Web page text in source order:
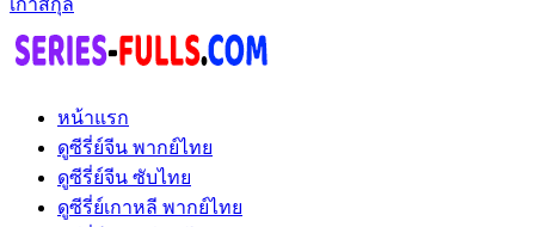
เก้าสกุล
หน้าแรก
ดูซีรี่ย์จีน พากย์ไทย
ดูซีรี่ย์จีน ซับไทย
ดูซีรี่ย์เกาหลี พากย์ไทย